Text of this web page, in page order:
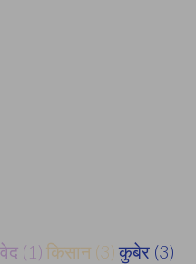
(1) किसान (3) कुबेर (3)